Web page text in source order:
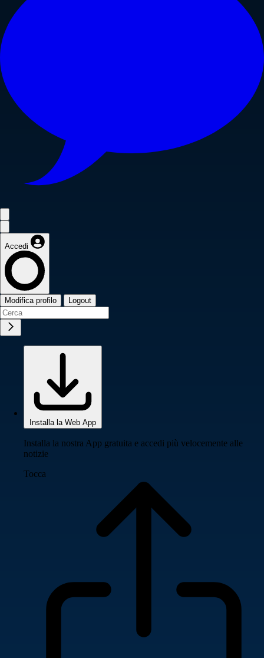
Accedi
Modifica profilo Logout
Installa la Web App
Installa la nostra App gratuita e accedi più velocemente alle
notizie
Tocca